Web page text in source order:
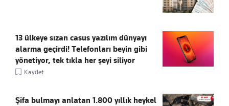
13 ülkeye sızan casus yazılım dünyayı
alarma geçirdi! Telefonları beyin gibi
yönetiyor, tek tıkla her şeyi siliyor
Kaydet
Şifa bulmayı anlatan 1.800 yıllık heykel